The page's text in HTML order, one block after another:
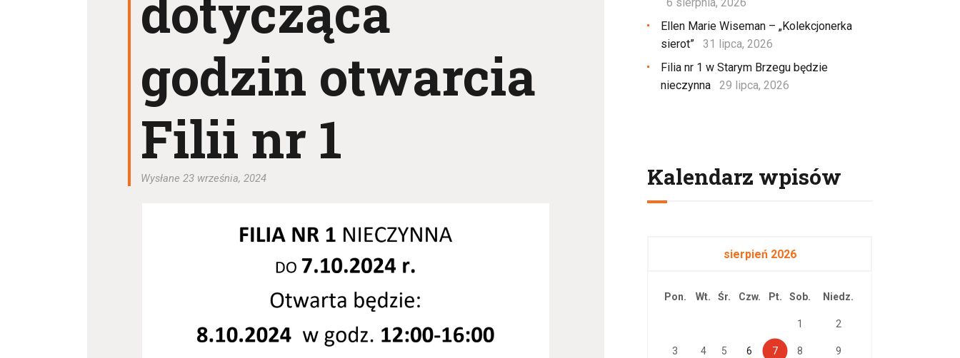
godzin otwarcia
Filii nr 1
Wysłane 23 września, 2024
Ellen Marie Wiseman – „Kolekcjonerka
sierot”
31 lipca, 2026
Filia nr 1 w Starym Brzegu będzie
nieczynna
29 lipca, 2026
Kalendarz wpisów
sierpień 2026
Pon. Wt. Śr. Czw. Pt. Sob. Niedz.
1 2
3 4 5 6 7 8 9